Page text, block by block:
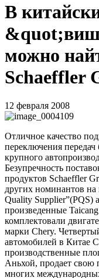
В
можно
Schaeffler
12 февраля 2008
Отличное качество
переключения
крупного
Безупречность
продуктов Schaeffler
других номинантов
Quality Supplier”(PQS)
произведенные Taicang
комплектовали
марки Chery.
автомобилей в Китае
производственные
Аньхой, продает свою
многих